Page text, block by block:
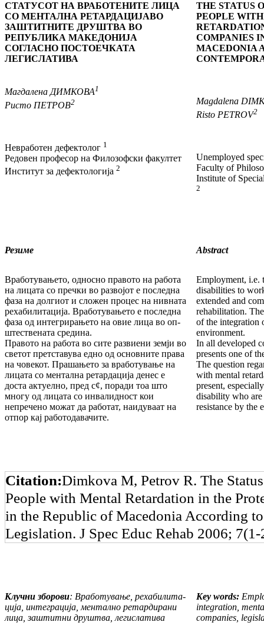
СТАТУСОТ НА ВРАБОТЕНИТЕ ЛИЦА
СО МЕНТАЛНА РЕТАРДАЦИЈАВО
ЗАШТИТНИТЕ ДРУШТВА ВО
РЕПУБЛИКА МАКЕДОНИЈА
СОГЛАСНО ПОСТОЕЧКАТА
ЛЕГИСЛАТИВА
МагдаленаДИМКОВА1
Ристо ПЕТРОВ2
Невработен дефектолог 1
Редовен професор на Филозофски факултет
Институт за дефектологија 2
THE STATUS
PEOPLE
COMPANIES
MACEDONIA
Magdalena
Risto PETROV2
Unemployed
Faculty of
Institute of
2
Резиме Abstract
Вработувањето, односно правото на работа
на лицата со пречки во развојот е последна
фа­за на долгиот и сложен процес на нивната
рехабилитација. Вработувањето е последна
фаза од интегрирањето на овие лица во оп­
штес­твената средина.
Правото на работа во сите развиени земји во
светот претставува едно од основните права
на човекот. Прашањето за вработување на
лицата со ментална ретардација денес е
доста актуелно, пред с¢, поради тоа што
многу од лицата со инвалидност кои
непречено можат да работат, наидуваат на
отпор кај работо­да­ва­чите.
Employment, i.e.
disabili­ties to
extended and
rehabilitation.
of the integration
environment.
In all developed
presents one of
The question
with mental
present,
disability who
resistance by the
Citation:Dimkova M, Petrov R. The
People with Mental Retardation in the
in the Republic of Macedonia According
Legislation. J Spec Educ Rehab 2006;
Клучни зборови: Вработување, рехабили­та­
ци­ја, интеграција, ментално ретардирани
ли­ца, заштитни друштва, легислатива
Key words:
integra­tion,
compa­nies,